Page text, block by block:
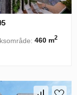
460 m2